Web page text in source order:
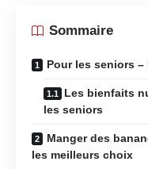
Sommaire
Pour les seniors –
Les bienfaits
les seniors
Manger des
les meilleurs choix